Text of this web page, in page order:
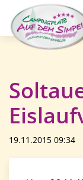
19.11.2015 09:34